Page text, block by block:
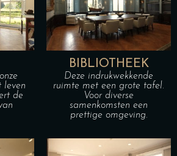
leven
de
BIBLIOTHEEK
Deze indrukwekkende
ruimte met een grote tafel.
Voor diverse
samenkomsten een
prettige omgeving.